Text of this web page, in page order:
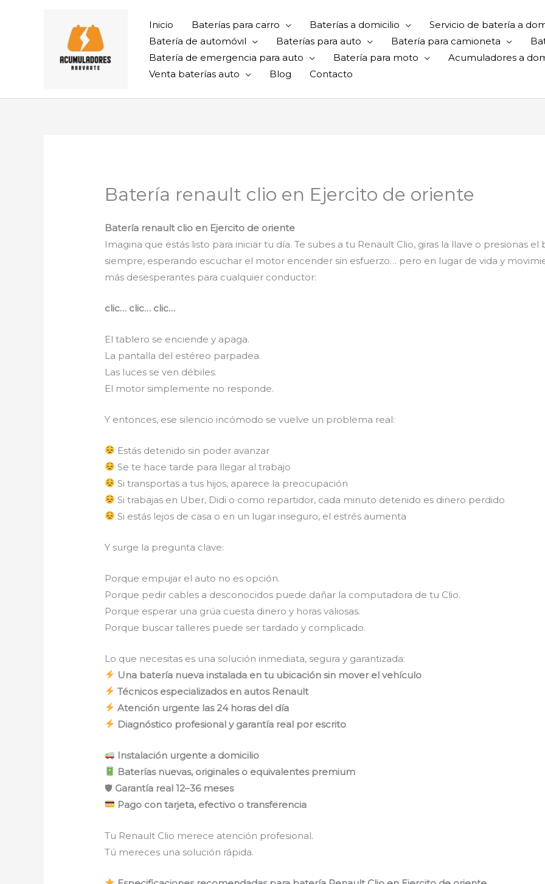
Inicio Baterías para carro Baterías a domicilio
Servicio de batería a
Batería de automóvil
Baterías para auto Batería para camioneta
Batería de emergencia para auto
Batería para moto
Acumuladores a
Venta baterías auto
Blog Contacto
Batería renault clio en Ejercito de oriente
Batería renault clio en Ejercito de oriente
Imagina que estás listo para iniciar tu día. Te subes a tu Renault Clio, giras la llave o presionas
siempre, esperando escuchar el motor encender sin esfuerzo… pero en lugar de vida y
más desesperantes para cualquier conductor:
clic… clic… clic…
El tablero se enciende y apaga.
La pantalla del estéreo parpadea.
Las luces se ven débiles.
El motor simplemente no responde.
Y entonces, ese silencio incómodo se vuelve un problema real:
Estás detenido sin poder avanzar
Se te hace tarde para llegar al trabajo
Si transportas a tus hijos, aparece la preocupación
Si trabajas en Uber, Didi o como repartidor, cada minuto detenido es dinero perdido
Si estás lejos de casa o en un lugar inseguro, el estrés aumenta
Y surge la pregunta clave:
Porque empujar el auto no es opción.
Porque pedir cables a desconocidos puede dañar la computadora de tu Clio.
Porque esperar una grúa cuesta dinero y horas valiosas.
Porque buscar talleres puede ser tardado y complicado.
Lo que necesitas es una solución inmediata, segura y garantizada:
Una batería nueva instalada en tu ubicación sin mover el vehículo
Técnicos especializados en autos Renault
Atención urgente las 24 horas del día
Diagnóstico profesional y garantía real por escrito
Instalación urgente a domicilio
Baterías nuevas, originales o equivalentes premium
🛡 Garantía real 12–36 meses
Pago con tarjeta, efectivo o transferencia
Tu Renault Clio merece atención profesional.
Tú mereces una solución rápida.